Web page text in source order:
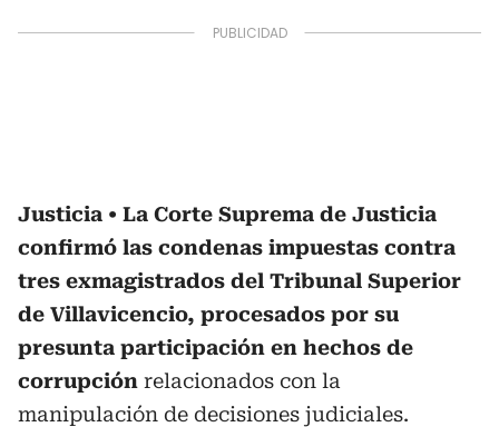
Justicia
La Corte Suprema de Justicia
confirmó las condenas impuestas contra
tres exmagistrados del Tribunal Superior
de Villavicencio, procesados por su
presunta participación en hechos de
corrupción relacionados con la
manipulación de decisiones judiciales.